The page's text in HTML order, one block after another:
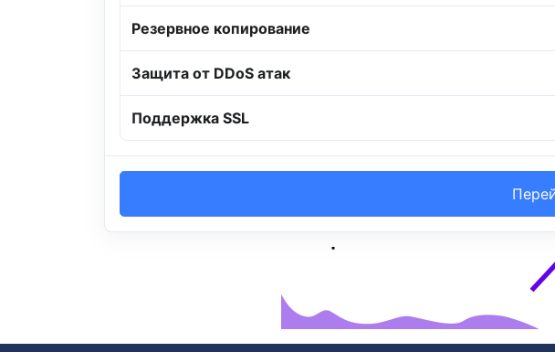
Резервное копирование
Защита от DDoS атак
Поддержка SSL